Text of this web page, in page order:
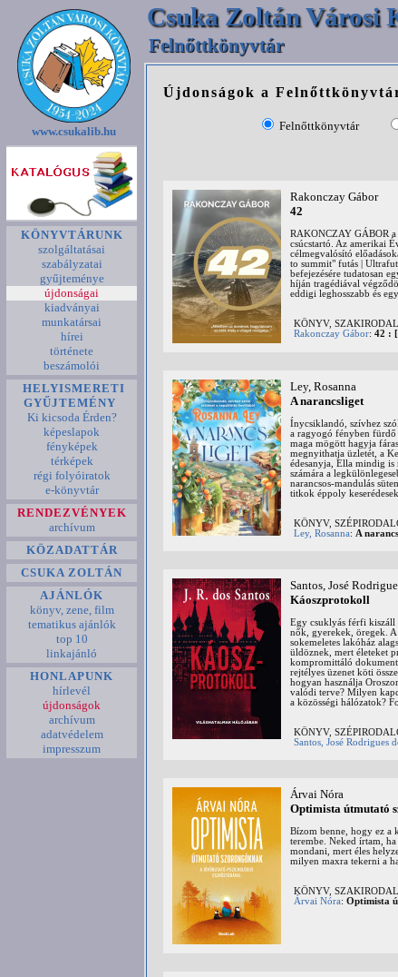
Csuka Zoltán Városi
Felnőttkönyvtár
www.csukalib.hu
KÖNYVTÁRUNK
szolgáltatásai
szabályzatai
gyűjteménye
újdonságai
kiadványai
munkatársai
hírei
története
beszámolói
HELYISMERETI
GYŰJTEMÉNY
Ki kicsoda Érden?
képeslapok
fényképek
térképek
régi folyóiratok
e-könyvtár
RENDEZVÉNYEK
archívum
KÖZADATTÁR
CSUKA ZOLTÁN
AJÁNLÓK
könyv, zene, film
tematikus ajánlók
top 10
linkajánló
HONLAPUNK
hírlevél
újdonságok
archívum
adatvédelem
impresszum
Újdonságok a
Felnőttkönyvtár
Rakonczay Gábor
42
RAKONCZAY GÁBOR a
csúcstartó. Az amerikai
célmegvalósító
to summit" futás |
befejezésére tudatosan
híján tragédiával
eddigi leghosszabb és
KÖNYV,
Rakonczay Gábor: 42 :
Ley, Rosanna
A narancsliget
Ínycsiklandó, szívhez
a ragyogó fényben fürdő
maga mögött hagyja
megnyithatja üzletét, a
édesanyja, Ella mindig is
számára a
narancsos-mandulás
titkok éppoly
KÖNYV,
Ley, Rosanna: A
Santos, José
Káoszprotokoll
Egy csuklyás férfi kiszáll
nők, gyerekek, öregek.
sokemeletes lakóház
üldöznek, mert életeket
kompromittáló
rejtélyes üzenet köti
hogyan használja
valódi terve? Milyen
a közösségi hálózatok?
KÖNYV,
Santos, José Rodrigues
Árvai Nóra
Optimista útmutató
Bízom benne, hogy ez a
terembe. Neked írtam,
mondani, mert éles
milyen maxra tekerni a
KÖNYV,
Árvai Nóra: Optimista